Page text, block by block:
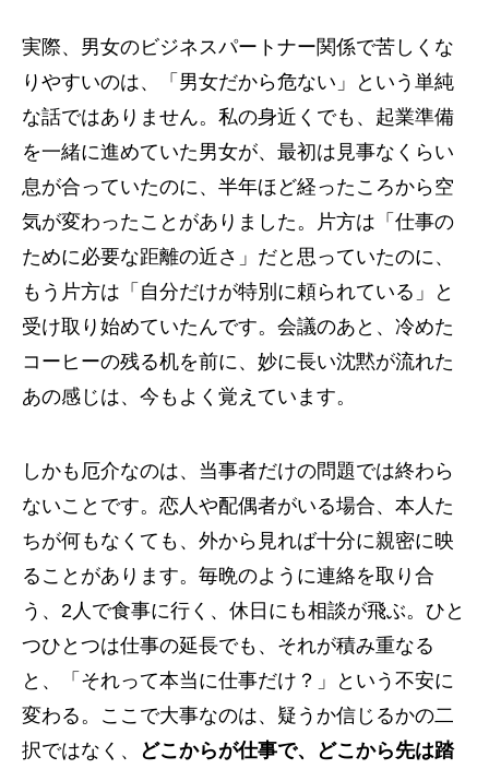
実際、男女のビジネスパートナー関係で苦しくな
りやすいのは、「男女だから危ない」という単純
な話ではありません。私の身近くでも、起業準備
を一緒に進めていた男女が、最初は見事なくらい
息が合っていたのに、半年ほど経ったころから空
気が変わったことがありました。片方は「仕事の
ために必要な距離の近さ」だと思っていたのに、
もう片方は「自分だけが特別に頼られている」と
受け取り始めていたんです。会議のあと、冷めた
コーヒーの残る机を前に、妙に長い沈黙が流れた
あの感じは、今もよく覚えています。
しかも厄介なのは、当事者だけの問題では終わら
ないことです。恋人や配偶者がいる場合、本人た
ちが何もなくても、外から見れば十分に親密に映
ることがあります。毎晩のように連絡を取り合
う、2人で食事に行く、休日にも相談が飛ぶ。ひと
つひとつは仕事の延長でも、それが積み重なる
と、「それって本当に仕事だけ？」という不安に
変わる。ここで大事なのは、疑うか信じるかの二
択ではなく、 どこからが仕事で、どこから先は踏